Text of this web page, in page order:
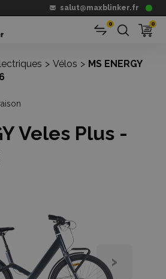
salut@maxblinker.fr
0 0
> Vélos > MS ENERGY
Veles Plus -
›